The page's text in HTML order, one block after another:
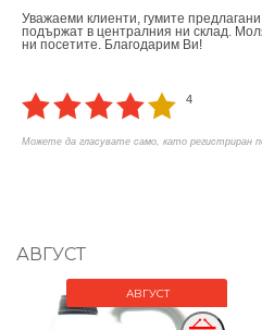
Уважаеми клиенти, гумите
подържат в централния ни склад.
ни посетите. Благодарим Ви!
4
Можете да гласувате само, като регистриран
АВГУСТ
АВГУСТ